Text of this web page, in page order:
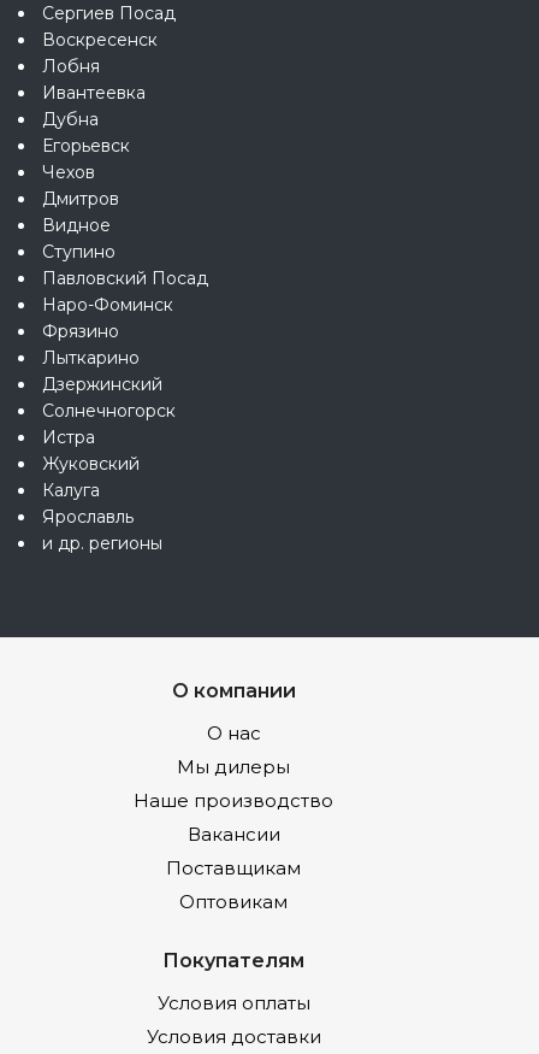
Сергиев Посад
Воскресенск
Лобня
Ивантеевка
Дубна
Егорьевск
Чехов
Дмитров
Видное
Ступино
Павловский Посад
Наро-Фоминск
Фрязино
Лыткарино
Дзержинский
Солнечногорск
Истра
Жуковский
Калуга
Ярославль
и др. регионы
О компании
О нас
Мы дилеры
Наше производство
Вакансии
Поставщикам
Оптовикам
Покупателям
Условия оплаты
Условия доставки